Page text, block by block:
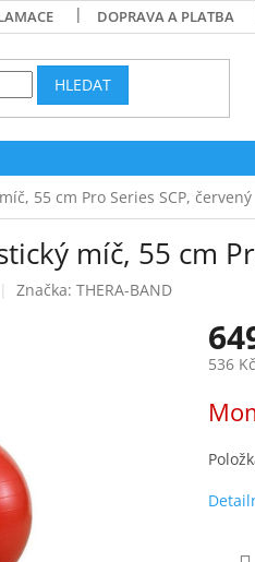
DOPRAVA A PLATBA
HLEDAT
55 cm Pro Series SCP, červený
míč, 55 cm
Značka: THERA-BAND
536
cena: